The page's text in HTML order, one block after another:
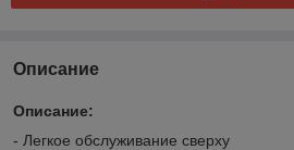
Описание
Описание:
- Легкое обслуживание сверху